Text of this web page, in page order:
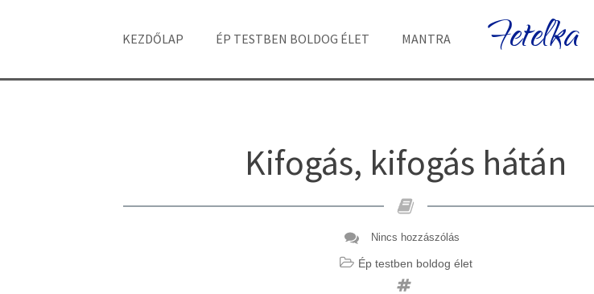
KEZDŐLAP ÉP TESTBEN BOLDOG ÉLET MANTRA Fetelka
Kifogás, kifogás hátán
Nincs hozzászólás
Ép testben boldog élet